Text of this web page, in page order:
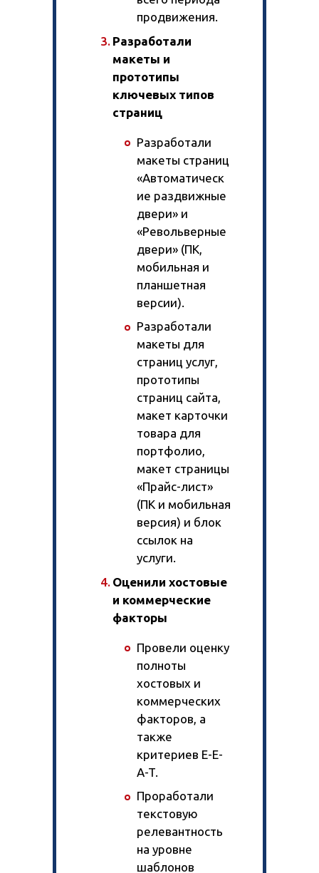
продвижения.
Разработали
макеты и
прототипы
ключевых типов
страниц
Разработали
макеты страниц
«Автоматическ
ие раздвижные
двери» и
«Револьверные
двери» (ПК,
мобильная и
планшетная
версии).
Разработали
макеты для
страниц услуг,
прототипы
страниц сайта,
макет карточки
товара для
портфолио,
макет страницы
«Прайс-лист»
(ПК и мобильная
версия) и блок
ссылок на
услуги.
Оценили хостовые
и коммерческие
факторы
Провели оценку
полноты
хостовых и
коммерческих
факторов, а
также
критериев E-E-
A-T.
Проработали
текстовую
релевантность
на уровне
шаблонов